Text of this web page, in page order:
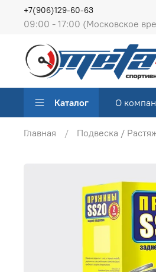
09:00 - 17:00 (Московское
+7(906)129-60-63
Каталог О
Главная Подвеска /